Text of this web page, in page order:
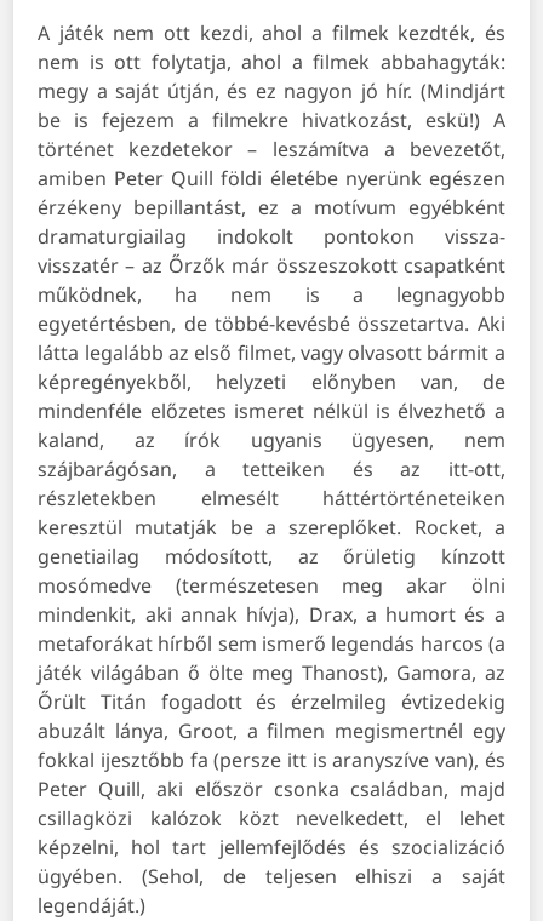
A játék nem ott kezdi, ahol a filmek kezdték, és
nem is ott folytatja, ahol a filmek abbahagyták:
megy a saját útján, és ez nagyon jó hír. (Mindjárt
be is fejezem a filmekre hivatkozást, eskü!) A
történet kezdetekor – leszámítva a bevezetőt,
amiben Peter Quill földi életébe nyerünk egészen
érzékeny bepillantást, ez a motívum egyébként
dramaturgiailag indokolt pontokon vissza-
visszatér – az Őrzők már összeszokott csapatként
működnek, ha nem is a legnagyobb
egyetértésben, de többé-kevésbé összetartva. Aki
látta legalább az első filmet, vagy olvasott bármit a
képregényekből, helyzeti előnyben van, de
mindenféle előzetes ismeret nélkül is élvezhető a
kaland, az írók ugyanis ügyesen, nem
szájbarágósan, a tetteiken és az itt-ott,
részletekben elmesélt háttértörténeteiken
keresztül mutatják be a szereplőket. Rocket, a
genetiailag módosított, az őrületig kínzott
mosómedve (természetesen meg akar ölni
mindenkit, aki annak hívja), Drax, a humort és a
metaforákat hírből sem ismerő legendás harcos (a
játék világában ő ölte meg Thanost), Gamora, az
Őrült Titán fogadott és érzelmileg évtizedekig
abuzált lánya, Groot, a filmen megismertnél egy
fokkal ijesztőbb fa (persze itt is aranyszíve van), és
Peter Quill, aki először csonka családban, majd
csillagközi kalózok közt nevelkedett, el lehet
képzelni, hol tart jellemfejlődés és szocializáció
ügyében. (Sehol, de teljesen elhiszi a saját
legendáját.)